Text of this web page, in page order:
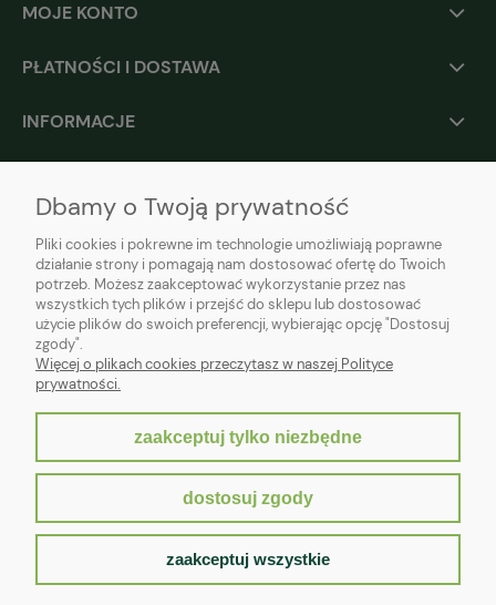
MOJE KONTO
PŁATNOŚCI I DOSTAWA
INFORMACJE
Sklep internetowy Shoper.pl
Dbamy o Twoją prywatność
Pliki cookies i pokrewne im technologie umożliwiają poprawne
działanie strony i pomagają nam dostosować ofertę do Twoich
potrzeb. Możesz zaakceptować wykorzystanie przez nas
wszystkich tych plików i przejść do sklepu lub dostosować
użycie plików do swoich preferencji, wybierając opcję "Dostosuj
zgody".
Więcej o plikach cookies przeczytasz w naszej Polityce
prywatności.
zaakceptuj tylko niezbędne
dostosuj zgody
zaakceptuj wszystkie